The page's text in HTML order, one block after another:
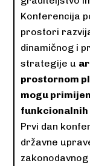
Konferencija
prostori
dinamičnog i
strategije u
prostornom
mogu
Prvi dan
državne